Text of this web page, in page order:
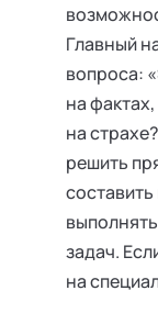
Главный
вопроса:
на
на
решить
задач.
на